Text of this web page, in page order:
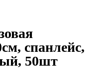
спанлейс,
50шт